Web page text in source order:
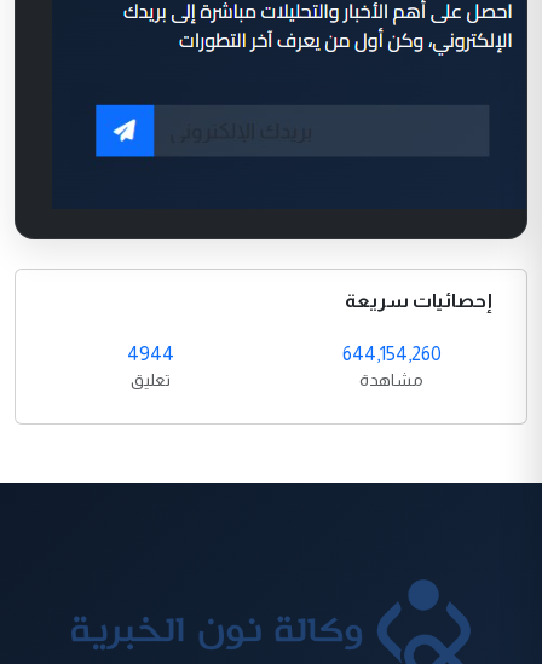
إحصائيات سريعة
644,154,260
مشاهدة
4944
تعليق